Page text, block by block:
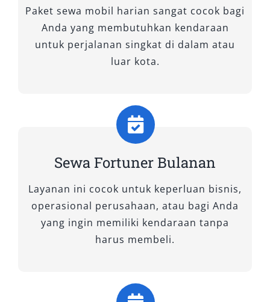
di kelasnya.
Tipe Mobil Fortuner yang Kami
Sewakan
bisnis, keluarga, atau ekspedisi ke luar kota,
kenyamanan dan ketangguhan menjadi
prioritas. Toyota Fortuner hadir sebagai
pilihan ideal di kelas SUV mewah. Melalui
menikmati ragam varian Fortuner yang
disesuaikan dengan kebutuhan perjalanan.
Mulai dari Fortuner 4×2 yang efisien hingga
Fortuner 4×4 yang tangguh untuk medan berat,
lengkap dengan fitur unggulan dan
Paket sewa mobil harian sangat cocok bagi
Anda yang membutuhkan kendaraan
untuk perjalanan singkat di dalam atau
luar kota.
Sewa Fortuner Bulanan
Layanan ini cocok untuk keperluan bisnis,
operasional perusahaan, atau bagi Anda
yang ingin memiliki kendaraan tanpa
harus membeli.